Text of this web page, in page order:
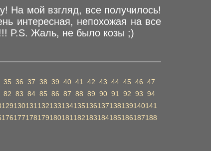
На мой взгляд, все получилось!
интересная, непохожая на все
P.S. Жаль, не было козы ;)
35 36 37 38 39 40 41 42 43 44 45 46 47
82 83 84 85 86 87 88 89 90 91 92 93 94
129130131 132133134135136137138139140141
176177178179180181 182183184185186187188